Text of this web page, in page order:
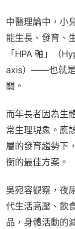
中醫理論中，小
能生長、發育、
「HPA 軸」（
axis）——也就是
關。
而年長者因為生
常生理現象。應
層的發育趨勢下
衡的最佳方案。
吳宛容觀察，夜
代生活高壓、飲
品，身體活動的